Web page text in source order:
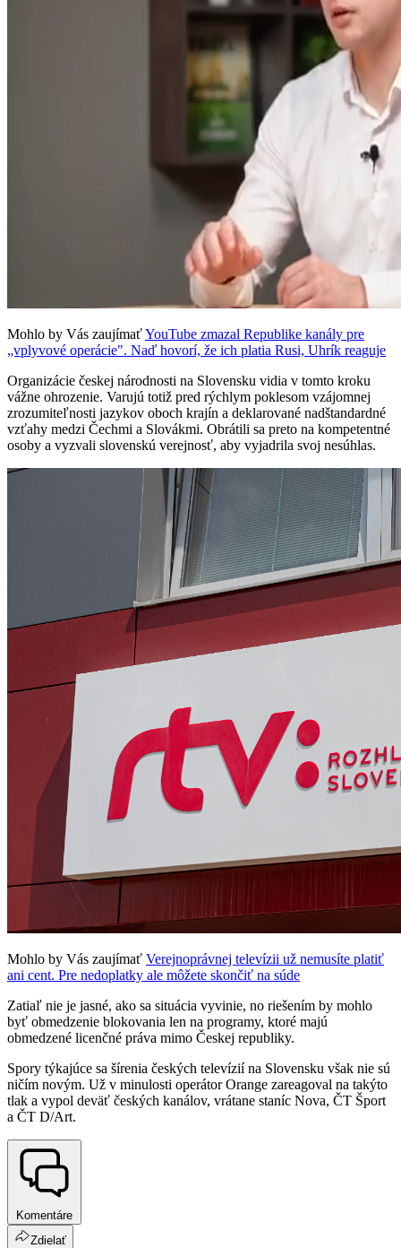
Mohlo by Vás zaujímaťYouTube zmazal Republike kanály pre
„vplyvové operácie". Naď hovorí, že ich platia Rusi, Uhrík reaguje
Organizácie českej národnosti na Slovensku vidia v tomto kroku
vážne ohrozenie. Varujú totiž pred rýchlym poklesom vzájomnej
zrozumiteľnosti jazykov oboch krajín a deklarované nadštandardné
vzťahy medzi Čechmi a Slovákmi. Obrátili sa preto na kompetentné
osoby a vyzvali slovenskú verejnosť, aby vyjadrila svoj nesúhlas.
Mohlo by Vás zaujímať Verejnoprávnej televízii už nemusíte platiť
ani cent. Pre nedoplatky ale môžete skončiť na súde
Zatiaľ nie je jasné, ako sa situácia vyvinie, no riešením by mohlo
byť obmedzenie blokovania len na programy, ktoré majú
obmedzené licenčné práva mimo Českej republiky.
Spory týkajúce sa šírenia českých televízií na Slovensku však nie sú
ničím novým. Už v minulosti operátor Orange zareagoval na takýto
tlak a vypol deväť českých kanálov, vrátane staníc Nova, ČT Šport
a ČT D/Art.
Komentáre
Zdielať